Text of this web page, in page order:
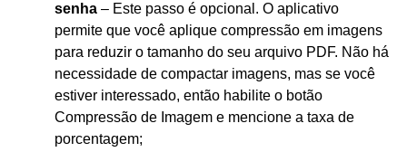
senha – Este passo é opcional. O aplicativo
permite que você aplique compressão em imagens
para reduzir o tamanho do seu arquivo PDF. Não há
necessidade de compactar imagens, mas se você
estiver interessado, então habilite o botão
Compressão de Imagem e mencione a taxa de
porcentagem;